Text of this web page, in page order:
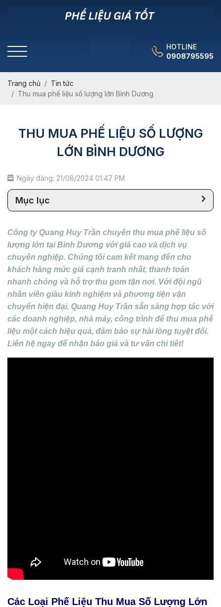
HOTLINE
0908795595
Trang chủ
Tin tức
Thu mua phế liệu số lượng lớn Bình Dương
THU MUA PHẾ LIỆU SỐ LƯỢNG
LỚN BÌNH DƯƠNG
Ngày đăng: 21/08/2024 01:47 PM
Mục lục
Công ty Quang Huy Trần chuyên thu mua phế liệu số
lượng lớn tại Bình Dương với giá cao và dịch vụ
chuyên nghiệp. Chúng tôi cam kết mang đến cho
khách hàng mức giá cạnh tranh nhất, thanh toán
nhanh chóng và hỗ trợ thu gom tận nơi. Với đội ngũ
nhân viên giàu kinh nghiệm và phương tiện vận
chuyển hiện đại, Quang Huy Trần sẵn sàng hợp tác với
các doanh nghiệp, nhà máy, công trình để thu mua phế
liệu một cách hiệu quả, đảm bảo sự hài lòng tuyệt đối.
Liên hệ ngay để nhận báo giá và tư vấn chi tiết!
Các Loại Phế Liệu Thu Mua Số Lượng Lớn